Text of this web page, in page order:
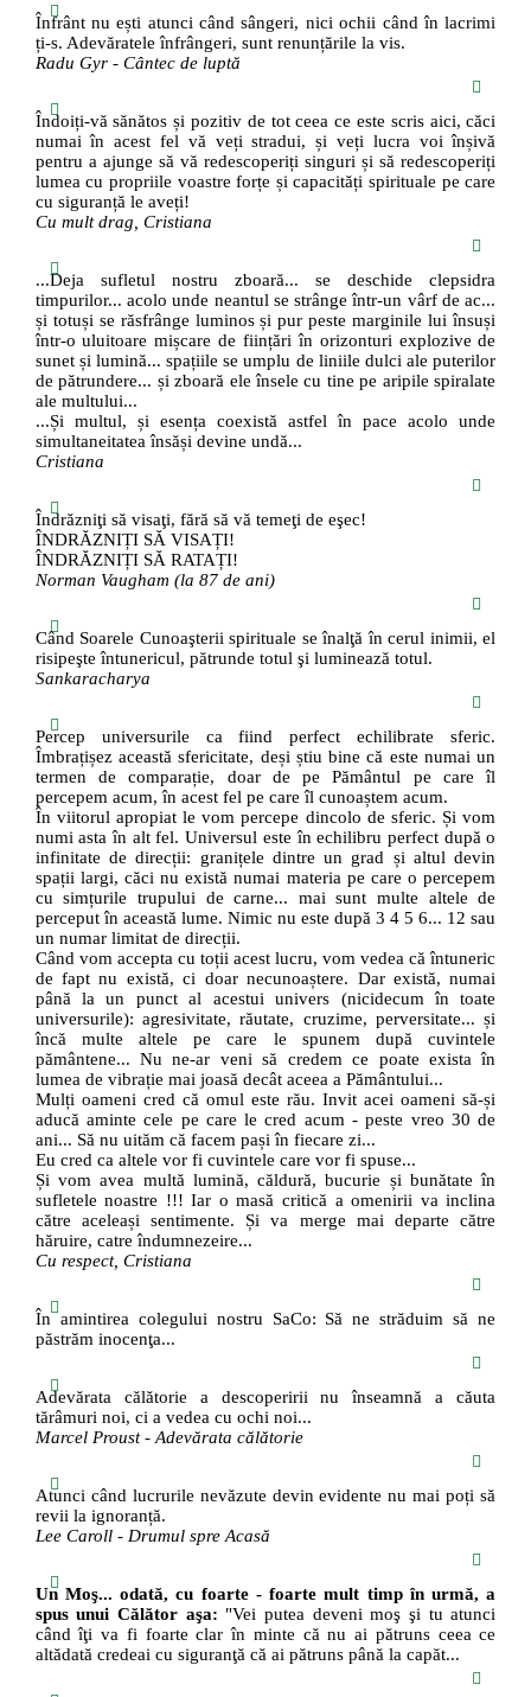
Înfrânt nu ești atunci când sângeri, nici ochii când în lacrimi
ți-s. Adevăratele înfrângeri, sunt renunțările la vis.
Radu Gyr - Cântec de luptă
Îndoiți-vă sănătos și pozitiv de tot ceea ce este scris aici, căci
numai în acest fel vă veți stradui, și veți lucra voi înșivă
pentru a ajunge să vă redescoperiți singuri și să redescoperiți
lumea cu propriile voastre forțe și capacități spirituale pe care
cu siguranță le aveți!
Cu mult drag, Cristiana
...Deja sufletul nostru zboară... se deschide clepsidra
timpurilor... acolo unde neantul se strânge într-un vârf de ac...
și totuși se răsfrânge luminos și pur peste marginile lui însuși
într-o uluitoare mișcare de ființări în orizonturi explozive de
sunet și lumină... spațiile se umplu de liniile dulci ale puterilor
de pătrundere... și zboară ele însele cu tine pe aripile spiralate
ale multului...
...Și multul, și esența coexistă astfel în pace acolo unde
simultaneitatea însăși devine undă...
Cristiana
Îndrăzniţi să visaţi, fără să vă temeţi de eşec!
ÎNDRĂZNIȚI SĂ VISAȚI!
ÎNDRĂZNIȚI SĂ RATAȚI!
Norman Vaugham (la 87 de ani)
Când Soarele Cunoaşterii spirituale se înalţă în cerul inimii, el
risipeşte întunericul, pătrunde totul şi luminează totul.
Sankaracharya
Percep universurile ca fiind perfect echilibrate sferic.
Îmbrațișez această sfericitate, deși știu bine că este numai un
termen de comparație, doar de pe Pământul pe care îl
percepem acum, în acest fel pe care îl cunoaștem acum.
În viitorul apropiat le vom percepe dincolo de sferic. Și vom
numi asta în alt fel. Universul este în echilibru perfect după o
infinitate de direcții: granițele dintre un grad și altul devin
spații largi, căci nu există numai materia pe care o percepem
cu simțurile trupului de carne... mai sunt multe altele de
perceput în această lume. Nimic nu este după 3 4 5 6... 12 sau
un numar limitat de direcții.
Când vom accepta cu toții acest lucru, vom vedea că întuneric
de fapt nu există, ci doar necunoaștere. Dar există, numai
până la un punct al acestui univers (nicidecum în toate
universurile): agresivitate, răutate, cruzime, perversitate... și
încă multe altele pe care le spunem după cuvintele
pământene... Nu ne-ar veni să credem ce poate exista în
lumea de vibrație mai joasă decât aceea a Pământului...
Mulți oameni cred că omul este rău. Invit acei oameni să-și
aducă aminte cele pe care le cred acum - peste vreo 30 de
ani... Să nu uităm că facem pași în fiecare zi...
Eu cred ca altele vor fi cuvintele care vor fi spuse...
Și vom avea multă lumină, căldură, bucurie și bunătate în
sufletele noastre !!! Iar o masă critică a omenirii va inclina
către aceleași sentimente. Și va merge mai departe către
hăruire, catre îndumnezeire...
Cu respect, Cristiana
În amintirea colegului nostru SaCo: Să ne străduim să ne
păstrăm inocenţa...
Adevărata călătorie a descoperirii nu înseamnă a căuta
tărâmuri noi, ci a vedea cu ochi noi...
Marcel Proust - Adevărata călătorie
Atunci când lucrurile nevăzute devin evidente nu mai poți să
revii la ignoranță.
Lee Caroll - Drumul spre Acasă
Un Moş... odată, cu foarte - foarte mult timp în urmă, a
spus unui Călător aşa: "Vei putea deveni moş şi tu atunci
când îţi va fi foarte clar în minte că nu ai pătruns ceea ce
altădată credeai cu siguranţă că ai pătruns până la capăt...